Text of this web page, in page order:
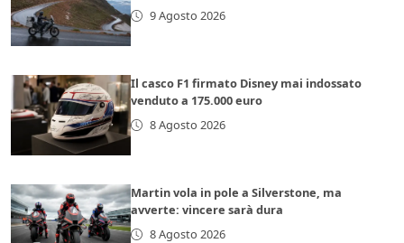
9 Agosto 2026
Il casco F1 firmato Disney mai indossato
venduto a 175.000 euro
8 Agosto 2026
Martin vola in pole a Silverstone, ma
avverte: vincere sarà dura
8 Agosto 2026